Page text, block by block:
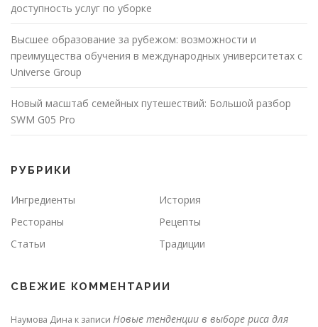
доступность услуг по уборке
Высшее образование за рубежом: возможности и
преимущества обучения в международных университетах с
Universe Group
Новый масштаб семейных путешествий: Большой разбор
SWM G05 Pro
РУБРИКИ
Ингредиенты
История
Рестораны
Рецепты
Статьи
Традиции
СВЕЖИЕ КОММЕНТАРИИ
Наумова Дина к записи Новые тенденции в выборе риса для